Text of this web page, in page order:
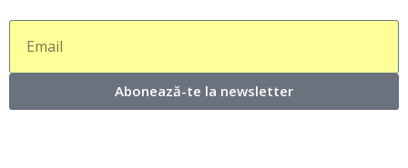
Abonează-te la newsletter